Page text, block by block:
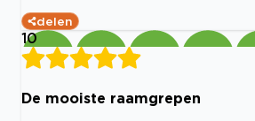
delen
10
De mooiste raamgrepen